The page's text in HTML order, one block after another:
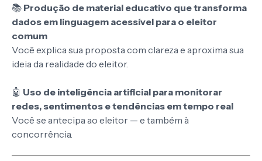
📚 Produção de material educativo que transforma
dados em linguagem acessível para o eleitor
comum
Você explica sua proposta com clareza e aproxima sua
ideia da realidade do eleitor.
🤖 Uso de inteligência artificial para monitorar
redes, sentimentos e tendências em tempo real
Você se antecipa ao eleitor — e também à
concorrência.